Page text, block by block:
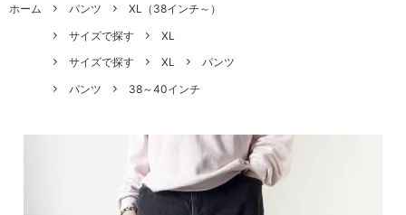
ホーム パンツ
XL（38インチ～）
サイズで探す
XL
サイズで探す
XL
パンツ
パンツ
38～40インチ